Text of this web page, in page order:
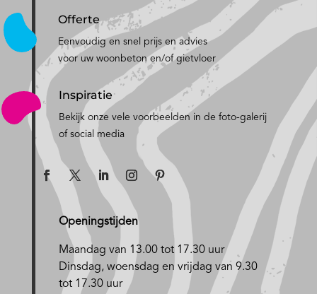
Offerte
Eenvoudig en snel prijs en advies
voor uw woonbeton en/of gietvloer
Inspiratie
Bekijk onze vele voorbeelden in de foto-galerij
of social media
Openingstijden
Maandag van 13.00 tot 17.30 uur
Dinsdag, woensdag en vrijdag van 9.30
tot 17.30 uur